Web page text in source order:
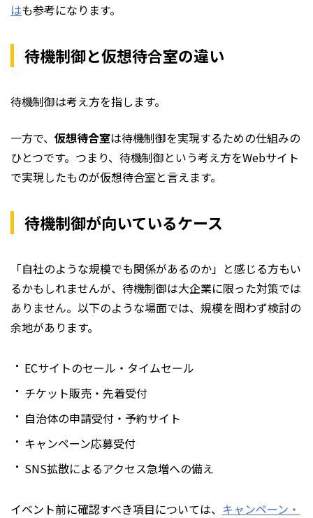
はも参考になります。
待機制御と仮想待合室の違い
待機制御は考え方を指します。
一方で、 仮想待合室は待機制御を実現するための仕組みの
ひとつです。つまり、待機制御という考え方をWebサイト
で実現したものが仮想待合室と言えます。
待機制御が向いているケース
「自社のような規模でも関係があるのか」と感じる方もい
るかもしれませんが、待機制御は大企業に限った対策では
ありません。以下のような場面では、規模を問わず検討の
余地があります。
ECサイトのセール・タイムセール
チケット販売・先着受付
自治体の申請受付・予約サイト
キャンペーン応募受付
SNS拡散によるアクセス急増への備え
イベント前に確認すべき項目については、 キャンペーン・